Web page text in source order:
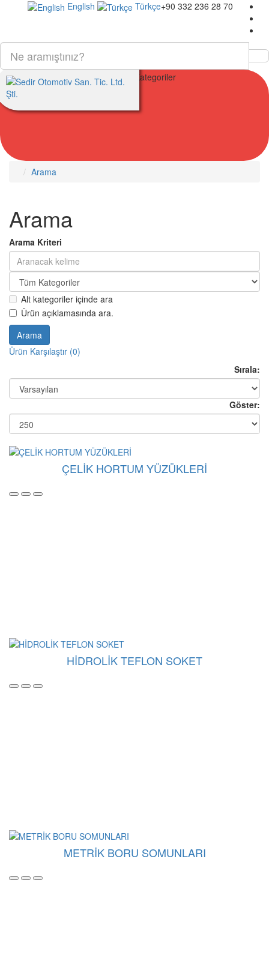
+90 332 236 28 70
English Türkçe
Kategoriler
Arama
Arama
Arama Kriteri
Alt kategoriler içinde ara
Ürün açıklamasında ara.
Ürün Karşılaştır (0)
Sırala:
Göster:
ÇELİK HORTUM YÜZÜKLERİ
HİDROLİK TEFLON SOKET
METRİK BORU SOMUNLARI